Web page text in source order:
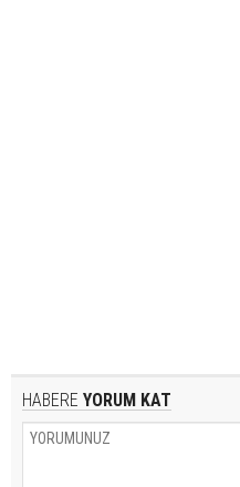
HABERE YORUM KAT